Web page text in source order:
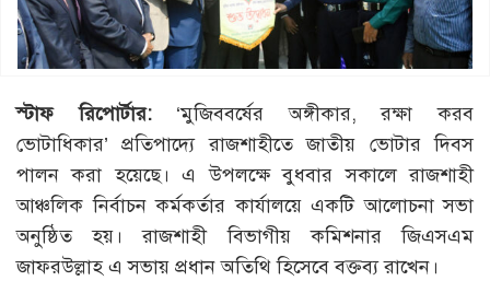
স্টাফ রিপোর্টার:‘মুজিববর্ষের অঙ্গীকার, রক্ষা করব
ভোটাধিকার’ প্রতিপাদ্যে রাজশাহীতে জাতীয় ভোটার দিবস
পালন করা হয়েছে। এ উপলক্ষে বুধবার সকালে রাজশাহী
আঞ্চলিক নির্বাচন কর্মকর্তার কার্যালয়ে একটি আলোচনা সভা
অনুষ্ঠিত হয়। রাজশাহী বিভাগীয় কমিশনার জিএসএম
জাফরউল্লাহ এ সভায় প্রধান অতিথি হিসেবে বক্তব্য রাখেন।